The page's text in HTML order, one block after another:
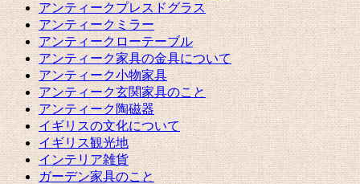
アンティークプレスドグラス
アンティークミラー
アンティークローテーブル
アンティーク家具の金具について
アンティーク小物家具
アンティーク玄関家具のこと
アンティーク陶磁器
イギリスの文化について
イギリス観光地
インテリア雑貨
ガーデン家具のこと